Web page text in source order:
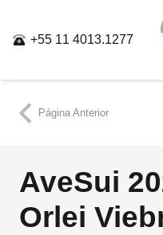
+55 11 4013.1277
Página Anterior
AveSui
Orlei